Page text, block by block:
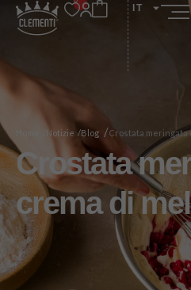
IT
Home / Notizie /Blog /Crostata meringata
Crostata
crema di